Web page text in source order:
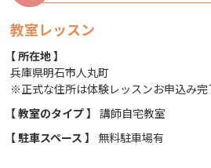
教室レッスン
【 所在地 】
兵庫県明石市人丸町
※正式な住所は体験レッスンお申込み完
【 教室のタイプ 】 講師自宅教室
【 駐車スペース 】
無料駐車場有